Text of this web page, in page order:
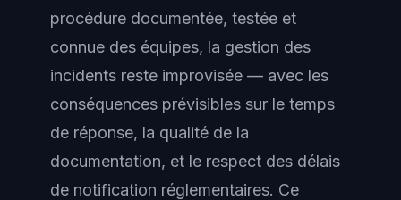
procédure documentée, testée et
connue des équipes, la gestion des
incidents reste improvisée — avec les
conséquences prévisibles sur le temps
de réponse, la qualité de la
documentation, et le respect des délais
de notification réglementaires. Ce